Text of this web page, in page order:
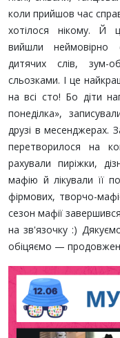
коли прийшов час
хотілося нікому. Й
вийшли неймовірно
дитячих слів, зум-
сльозками. І це
на всі сто! Бо діти
понеділка»,
друзі в месенджерах.
перетворилося на
рахували пиріжки,
мафію й лікували її
фірмових, творчо-
сезон мафії
на зв'язочку :)
обіцяємо —